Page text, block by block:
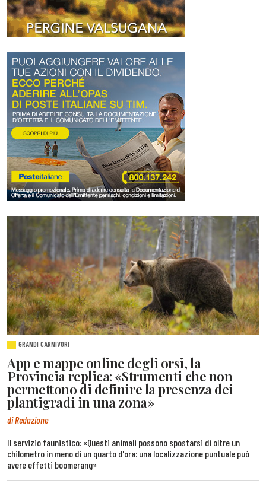
GRANDI CARNIVORI
App e mappe online degli orsi, la
Provincia replica: «Strumenti che non
permettono di definire la presenza dei
plantigradi in una zona»
di Redazione
Il servizio faunistico: «Questi animali possono spostarsi di oltre un
chilometro in meno di un quarto d'ora: una localizzazione puntuale può
avere effetti boomerang»